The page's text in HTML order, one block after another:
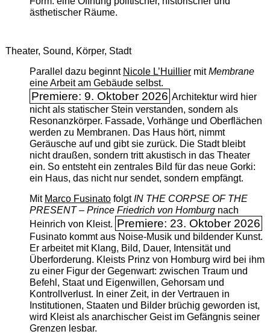
ästhetischer Räume.
Theater, Sound, Körper, Stadt
Parallel dazu beginnt Nicole L’Huilliermit ­Membrane
eine Arbeit am Gebäude selbst.
Premiere: 9. Oktober 2026 Architektur wird hier
nicht als statischer Stein verstanden, sondern als
Resonanzkörper. Fassade, Vorhänge und Oberflächen
werden zu Membranen. Das Haus hört, nimmt
Geräusche auf und gibt sie zurück. Die Stadt bleibt
nicht draußen, sondern tritt akustisch in das Theater
ein. So entsteht ein zentrales Bild für das neue Gorki:
ein Haus, das nicht nur sendet, sondern empfängt.
Mit Marco FusinatofolgtIN THE CORPSE OF THE
PRESENT – Prince Friedrich von Homburgnach
Heinrich von Kleist. Premiere: 23. Oktober 2026
Fusinato kommt aus Noise-Musik und bildender Kunst.
Er arbeitet mit Klang, Bild, Dauer, Intensität und
Überforderung. Kleists Prinz von Homburg wird bei ihm
zu einer Figur der Gegenwart: zwischen Traum und
Befehl, Staat und Eigenwillen, Gehorsam und
Kontrollverlust. In einer Zeit, in der Vertrauen in
Institutionen, Staaten und Bilder brüchig geworden ist,
wird Kleist als anarchischer Geist im Gefängnis seiner
Grenzen lesbar.